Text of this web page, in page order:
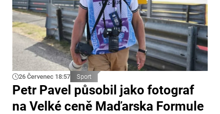
26 Červenec 18:57 Sport
Petr Pavel působil jako fotograf
na Velké ceně Maďarska Formule